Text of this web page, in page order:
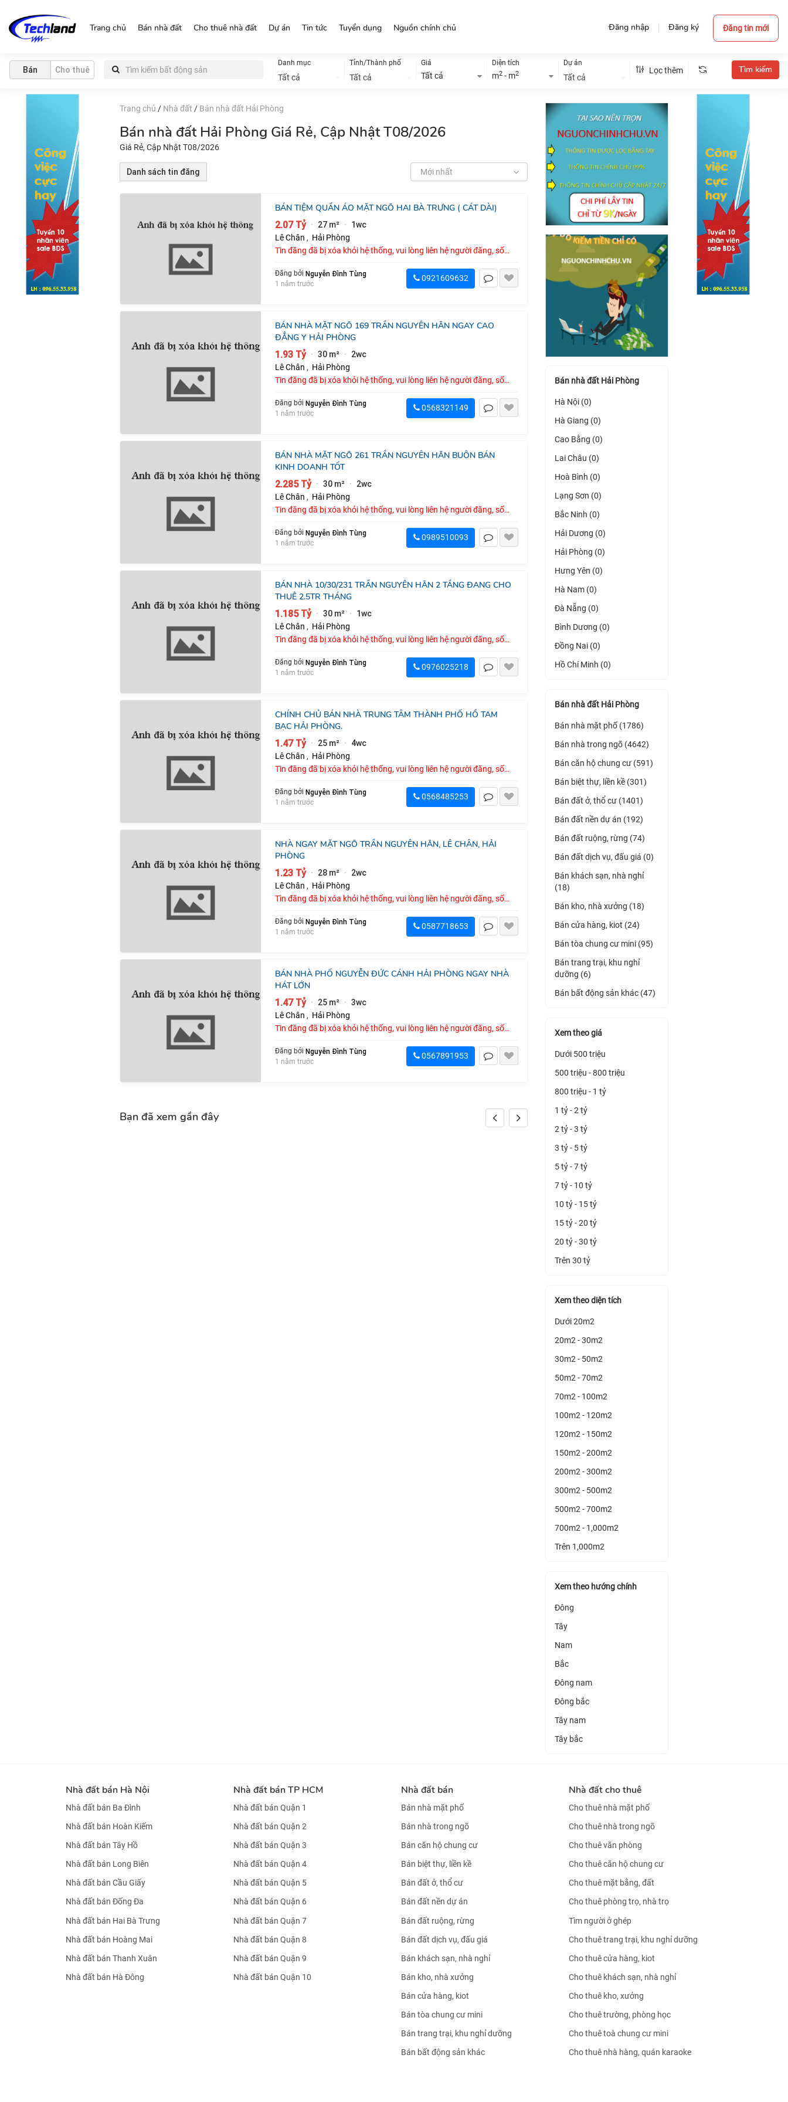
Đăng nhập Đăng ký Đăng tin mới
Trang chủ Bán nhà đất Cho thuê nhà đất Dự án Tin tức Tuyển dụng Nguồn chính chủ
Bán Cho thuê
Danh mục
Tất cả
Tỉnh/Thành phố
Tất cả
Giá
Tất cả
Diện tích
m2 - m2
Dự án
Tất cả
Lọc thêm
Trang chủ / Nhà đất / Bán nhà đất Hải Phòng
Bán nhà đất Hải Phòng Giá Rẻ, Cập Nhật T08/2026
Giá Rẻ, Cập Nhật T08/2026
Danh sách tin đăng Mới nhất
BÁN TIỆM QUẦN ÁO MẶT NGÕ HAI BÀ TRƯNG ( CÁT DÀI)
2.07 Tỷ · 27 m² · 1wc
Lê Chân , Hải Phòng
Tin đăng đã bị xóa khỏi hệ thống, vui lòng liên hệ người đăng, số
Đăng bởi Nguyễn Đình Tùng
1 năm trước
0921609632
BÁN NHÀ MẶT NGÕ 169 TRẦN NGUYÊN HÃN NGAY CAO
ĐẲNG Y HẢI PHÒNG
1.93 Tỷ · 30 m² · 2wc
Lê Chân , Hải Phòng
Tin đăng đã bị xóa khỏi hệ thống, vui lòng liên hệ người đăng, số
Đăng bởi Nguyễn Đình Tùng
1 năm trước
0568321149
BÁN NHÀ MẶT NGÕ 261 TRẦN NGUYÊN HÃN BUÔN BÁN
KINH DOANH TỐT
2.285 Tỷ · 30 m² · 2wc
Lê Chân , Hải Phòng
Tin đăng đã bị xóa khỏi hệ thống, vui lòng liên hệ người đăng, số
Đăng bởi Nguyễn Đình Tùng
1 năm trước
0989510093
BÁN NHÀ 10/30/231 TRẦN NGUYÊN HÃN 2 TẦNG ĐANG CHO
THUÊ 2.5TR THÁNG
1.185 Tỷ · 30 m² · 1wc
Lê Chân , Hải Phòng
Tin đăng đã bị xóa khỏi hệ thống, vui lòng liên hệ người đăng, số
Đăng bởi Nguyễn Đình Tùng
1 năm trước
0976025218
CHÍNH CHỦ BÁN NHÀ TRUNG TÂM THÀNH PHỐ HỒ TAM
BẠC HẢI PHÒNG.
1.47 Tỷ · 25 m² · 4wc
Lê Chân , Hải Phòng
Tin đăng đã bị xóa khỏi hệ thống, vui lòng liên hệ người đăng, số
Đăng bởi Nguyễn Đình Tùng
1 năm trước
0568485253
NHÀ NGAY MẶT NGÕ TRẦN NGUYÊN HÃN, LÊ CHÂN, HẢI
PHÒNG
1.23 Tỷ · 28 m² · 2wc
Lê Chân , Hải Phòng
Tin đăng đã bị xóa khỏi hệ thống, vui lòng liên hệ người đăng, số
Đăng bởi Nguyễn Đình Tùng
1 năm trước
0587718653
BÁN NHÀ PHỐ NGUYỄN ĐỨC CÁNH HẢI PHÒNG NGAY NHÀ
HÁT LỚN
1.47 Tỷ · 25 m² · 3wc
Lê Chân , Hải Phòng
Tin đăng đã bị xóa khỏi hệ thống, vui lòng liên hệ người đăng, số
Đăng bởi Nguyễn Đình Tùng
1 năm trước
0567891953
Bạn đã xem gần đây
Bán nhà đất Hải Phòng
Hà Nội (0)
Hà Giang (0)
Cao Bằng (0)
Lai Châu (0)
Hoà Bình (0)
Lạng Sơn (0)
Bắc Ninh (0)
Hải Dương (0)
Hải Phòng (0)
Hưng Yên (0)
Hà Nam (0)
Đà Nẵng (0)
Bình Dương (0)
Đồng Nai (0)
Hồ Chí Minh (0)
Bán nhà đất Hải Phòng
Bán nhà mặt phố (1786)
Bán nhà trong ngõ (4642)
Bán căn hộ chung cư (591)
Bán biệt thự, liền kề (301)
Bán đất ở, thổ cư (1401)
Bán đất nền dự án (192)
Bán đất ruộng, rừng (74)
Bán đất dịch vụ, đấu giá (0)
Bán khách sạn, nhà nghỉ
(18)
Bán kho, nhà xưởng (18)
Bán cửa hàng, kiot (24)
Bán tòa chung cư mini (95)
Bán trang trại, khu nghỉ
dưỡng (6)
Bán bất động sản khác (47)
Xem theo giá
Dưới 500 triệu
500 triệu - 800 triệu
800 triệu - 1 tỷ
1 tỷ - 2 tỷ
2 tỷ - 3 tỷ
3 tỷ - 5 tỷ
5 tỷ - 7 tỷ
7 tỷ - 10 tỷ
10 tỷ - 15 tỷ
15 tỷ - 20 tỷ
20 tỷ - 30 tỷ
Trên 30 tỷ
Xem theo diện tích
Dưới 20m2
20m2 - 30m2
30m2 - 50m2
50m2 - 70m2
70m2 - 100m2
100m2 - 120m2
120m2 - 150m2
150m2 - 200m2
200m2 - 300m2
300m2 - 500m2
500m2 - 700m2
700m2 - 1,000m2
Trên 1,000m2
Xem theo hướng chính
Đông
Tây
Nam
Bắc
Đông nam
Đông bắc
Tây nam
Tây bắc
Nhà đất bán Hà Nội
Nhà đất bán Ba Đình
Nhà đất bán Hoàn Kiếm
Nhà đất bán Tây Hồ
Nhà đất bán Long Biên
Nhà đất bán Cầu Giấy
Nhà đất bán Đống Đa
Nhà đất bán Hai Bà Trưng
Nhà đất bán Hoàng Mai
Nhà đất bán Thanh Xuân
Nhà đất bán Hà Đông
Nhà đất bán TP HCM
Nhà đất bán Quận 1
Nhà đất bán Quận 2
Nhà đất bán Quận 3
Nhà đất bán Quận 4
Nhà đất bán Quận 5
Nhà đất bán Quận 6
Nhà đất bán Quận 7
Nhà đất bán Quận 8
Nhà đất bán Quận 9
Nhà đất bán Quận 10
Nhà đất bán
Bán nhà mặt phố
Bán nhà trong ngõ
Bán căn hộ chung cư
Bán biệt thự, liền kề
Bán đất ở, thổ cư
Bán đất nền dự án
Bán đất ruộng, rừng
Bán đất dịch vụ, đấu giá
Bán khách sạn, nhà nghỉ
Bán kho, nhà xưởng
Bán cửa hàng, kiot
Bán tòa chung cư mini
Bán trang trại, khu nghỉ dưỡng
Bán bất động sản khác
Nhà đất cho thuê
Cho thuê nhà mặt phố
Cho thuê nhà trong ngõ
Cho thuê văn phòng
Cho thuê căn hộ chung cư
Cho thuê mặt bằng, đất
Cho thuê phòng trọ, nhà trọ
Tìm người ở ghép
Cho thuê trang trại, khu nghỉ dưỡng
Cho thuê cửa hàng, kiot
Cho thuê khách sạn, nhà nghỉ
Cho thuê kho, xưởng
Cho thuê trường, phòng học
Cho thuê toà chung cư mini
Cho thuê nhà hàng, quán karaoke